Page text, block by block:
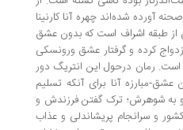
شده‌اند چهره آنا کارنینا
اشراف است که بدون عشق
کرده و گرفتار عشق ورونسکی
درحول این انتریگ دور
آنا برای آنکه تسلیم
ترک گفتن فرزندش و
پریشاندلی و عذاب